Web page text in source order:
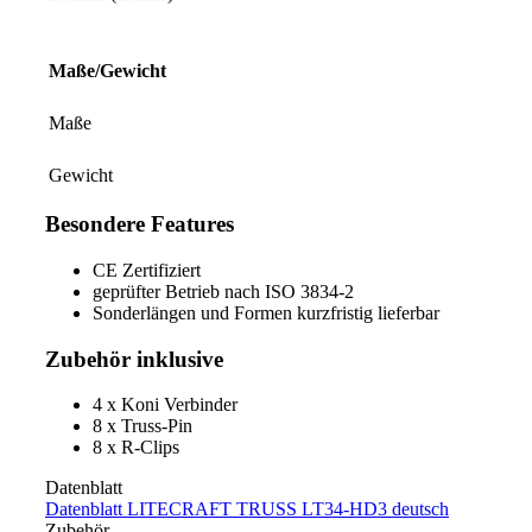
Maße/Gewicht
Maße
Gewicht
Besondere Features
CE Zertifiziert
geprüfter Betrieb nach ISO 3834-2
Sonderlängen und Formen kurzfristig lieferbar
Zubehör inklusive
4 x Koni Verbinder
8 x Truss-Pin
8 x R-Clips
Datenblatt
Datenblatt LITECRAFT TRUSS LT34-HD3 deutsch